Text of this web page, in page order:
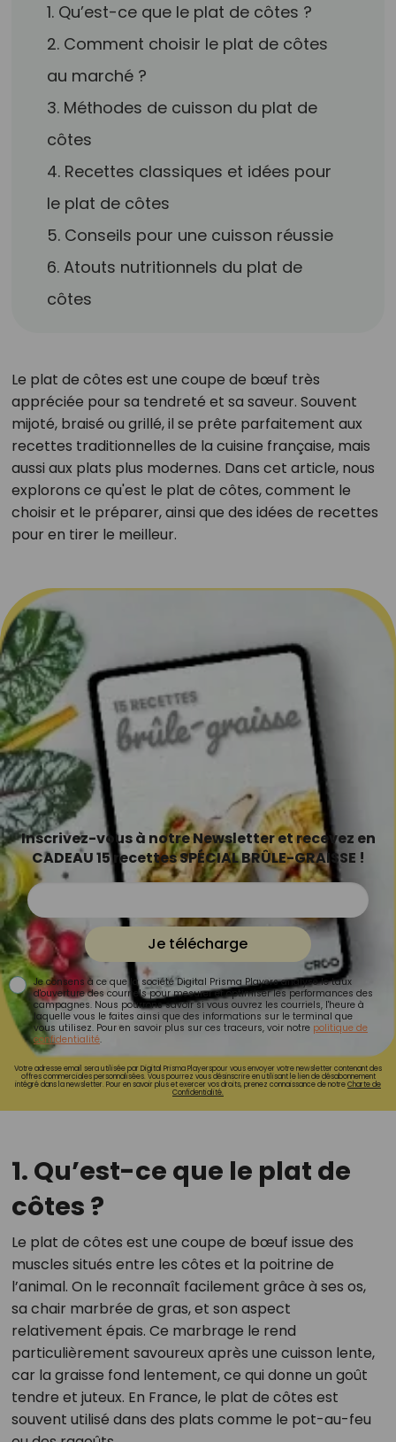
1. Qu’est-ce que le plat de côtes ?
2. Comment choisir le plat de côtes
au marché ?
3. Méthodes de cuisson du plat de
côtes
4. Recettes classiques et idées pour
le plat de côtes
5. Conseils pour une cuisson réussie
6. Atouts nutritionnels du plat de
côtes
Le plat de côtes est une coupe de bœuf très
appréciée pour sa tendreté et sa saveur. Souvent
mijoté, braisé ou grillé, il se prête parfaitement aux
recettes traditionnelles de la cuisine française, mais
aussi aux plats plus modernes. Dans cet article, nous
explorons ce qu'est le plat de côtes, comment le
choisir et le préparer, ainsi que des idées de recettes
pour en tirer le meilleur.
Inscrivez-vous à notre Newsletter et recevez en
CADEAU 15 recettes SPÉCIAL BRÛLE-GRAISSE !
Je télécharge
Je consens à ce que la société Digital Prisma Players analyse le taux
d'ouverture des courriels pour mesurer et optimiser les performances des
campagnes. Nous pourrons savoir si vous ouvrez les courriels, l'heure à
laquelle vous le faites ainsi que des informations sur le terminal que
vous utilisez. Pour en savoir plus sur ces traceurs, voir notre politique de
confidentialité.
Votre adresse email sera utilisée par Digital Prisma Playerspour vous envoyer votre newsletter contenant des
offres commerciales personnalisées. Vous pourrez vous désinscrire en utilisant le lien de désabonnement
intégré dans la newsletter. Pour en savoir plus et exercer vos droits, prenez connaissance de notreCharte de
Confidentialité.
1. Qu’est-ce que le plat de
côtes ?
Le plat de côtes est une coupe de bœuf issue des
muscles situés entre les côtes et la poitrine de
l’animal. On le reconnaît facilement grâce à ses os,
sa chair marbrée de gras, et son aspect
relativement épais. Ce marbrage le rend
particulièrement savoureux après une cuisson lente,
car la graisse fond lentement, ce qui donne un goût
tendre et juteux. En France, le plat de côtes est
souvent utilisé dans des plats comme le pot-au-feu